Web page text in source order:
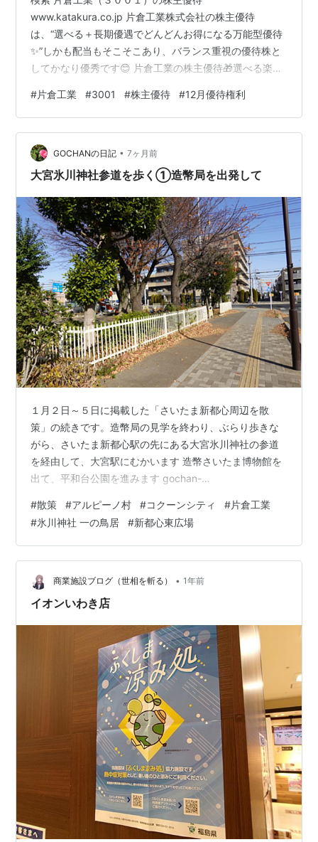
www.katakura.co.jp 片倉工業株式会社の株主優待
は、“選べる＋長期優遇でどんどんお得になる万能型優待
✨”しかも配当もそこそこあり、バランス重視の優待株と
してかなり優秀です😊 片倉工業の株主優待🎁選べる楽し
動産や商業施設運営も展開🏢優待は👇 👉 カタログから好
きなものを選べるタイプ！ 📅 基本情報 権利確定日：12
月末日 単元株数：100株 優待種類：カタログ・割引券な
ど 配当（予想）：60円✨ 🎁 株主優待の内容 ■ 選べる優
待（①〜③） ① 自社グループ製品 肌着・国産はちみ
#片倉工業 #3001 #株主優待 #12月優待権利
GOCHANの日記 • 7ヶ月前
大宮氷川神社参道を歩く①造幣局を出発して
１月２日～５日に掲載した「さいたま新都心周辺を散
策」の続きです。造幣局の見学を終わり、ぶらり歩きな
がら、さいたま新都心駅の先にある大宮氷川神社の参道
を経由して、大宮駅にむかいます 造幣さいたま博物館を
出て、平和台公園を進みます gochan-
都高速道路 高速埼玉新都心線の新都心トンネル 新都心ト
ンネルの新都心東換気所 歩いているのは、県道５６号の
さいたまふじみ野所沢線。さいたま新都心方面に戻りま
す。素敵なお店が並んでいる「アルピーノ村」がありま
した。 お花屋さん「ブラボーハウス」 アルピーノ村の中
のイタリアンレストラン「イタ…
#散策 #アルピーノ村 #コクーンシティ #片倉工業
#氷川神社 一の鳥居 #新都心東広場
商業施設ブログ（世相を斬る） • 1年前
イオンいわき店